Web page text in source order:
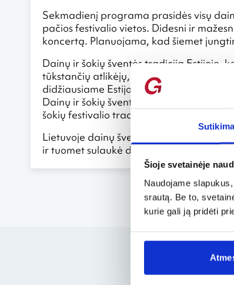
Šioje svetainėje
Naudojame
srautą. Be to,
kurie gali ją pridėti
Sekmadienį programa prasidės visų
pačios festivalio vietos. Didesni ir
koncertą. Planuojama, kad šiemet
Dainų ir šokių šventės tradicija Estijoje,
tūkstančių atlikėjų, prasidėjo 1869
didžiausiame Estijos mieste Tartu, o
Dainų ir šokių šventė apima ir liaudies
šokių festivalio tradiciją esant žodinio ir
Lietuvoje dainų šventė planuojama
ir tuomet sulaukė daugiau nei 16 tūkst.